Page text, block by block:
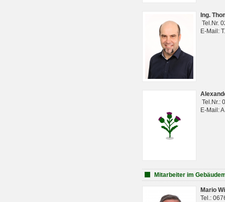
Ing.
Tel.Nr.
E-Mail:
Tel.Nr.:
E-Mail:
Mitarbeiter im
Mario
Tel.: